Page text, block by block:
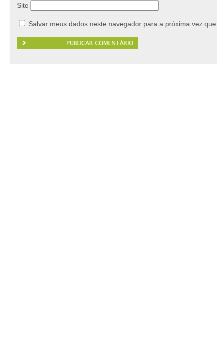
Site
Salvar meus dados neste navegador para a próxima vez